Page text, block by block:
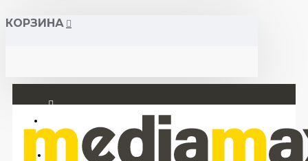
КОРЗИНА
Регистрация